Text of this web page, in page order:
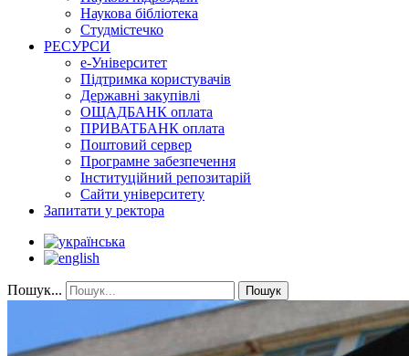
Наукова бібліотека
Студмістечко
РЕСУРСИ
е-Університет
Підтримка користувачів
Державні закупівлі
ОЩАДБАНК оплата
ПРИВАТБАНК оплата
Поштовий сервер
Програмне забезпечення
Інституційний репозитарій
Сайти університету
Запитати у ректора
Пошук... Пошук